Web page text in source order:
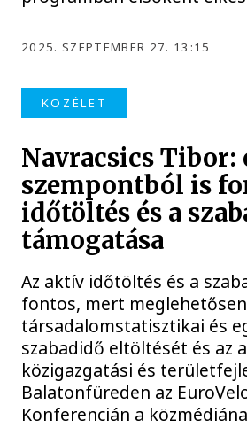
2025. SZEPTEMBER 27. 13:15
KÖZÉLET
Navracsics Tibor:
szempontból is
időtöltés és a
támogatása
Az aktív időtöltés és a
fontos, mert
társadalomstatisztikai és
szabadidő eltöltését és az
közigazgatási és
Balatonfüreden az
Konferencián a